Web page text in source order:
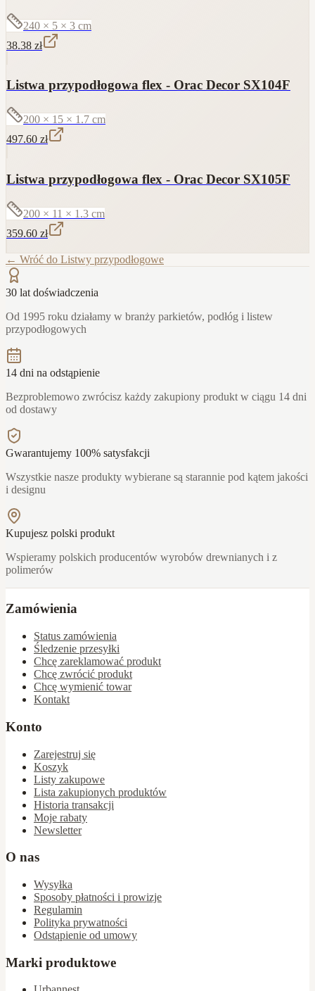
240 × 5 × 3 cm
38.38 zł
Listwa przypodłogowa flex - Orac Decor SX104F
200 × 15 × 1.7 cm
497.60 zł
Listwa przypodłogowa flex - Orac Decor SX105F
200 × 11 × 1.3 cm
359.60 zł
← Wróć do Listwy przypodłogowe
30 lat doświadczenia
Od 1995 roku działamy w branży parkietów, podłóg i listew
przypodłogowych
14 dni na odstąpienie
Bezproblemowo zwrócisz każdy zakupiony produkt w ciągu 14 dni
od dostawy
Gwarantujemy 100% satysfakcji
Wszystkie nasze produkty wybierane są starannie pod kątem jakości
i designu
Kupujesz polski produkt
Wspieramy polskich producentów wyrobów drewnianych i z
polimerów
Zamówienia
Status zamówienia
Śledzenie przesyłki
Chcę zareklamować produkt
Chcę zwrócić produkt
Chcę wymienić towar
Kontakt
Konto
Zarejestruj się
Koszyk
Listy zakupowe
Lista zakupionych produktów
Historia transakcji
Moje rabaty
Newsletter
O nas
Wysyłka
Sposoby płatności i prowizje
Regulamin
Polityka prywatności
Odstąpienie od umowy
Marki produktowe